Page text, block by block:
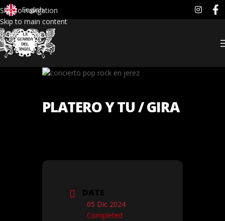
Skip to navigation
Skip to main content
English
PLATERO Y TU / GIRA
DATE
05 Dic 2024
Completed